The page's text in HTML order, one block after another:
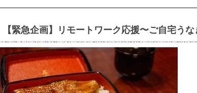
【緊急企画】リモートワーク応援〜ご自宅うな